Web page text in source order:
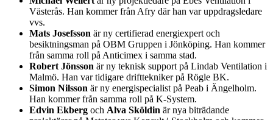
Västerås. Han kommer från Afry där han var uppdragsledare
vvs.
Mats Josefsson är ny certifierad energiexpert och
besiktningsman på OBM Gruppen i Jönköping. Han kommer
från samma roll på Anticimex i samma stad.
Robert Jönsson är ny teknisk support på Lindab Ventilation i
Malmö. Han var tidigare drifttekniker på Rögle BK.
Simon Nilsson är ny energispecialist på Peab i Ängelholm.
Han kommer från samma roll på K-System.
Edvin Ekberg och Alva Sköldin är nya biträdande